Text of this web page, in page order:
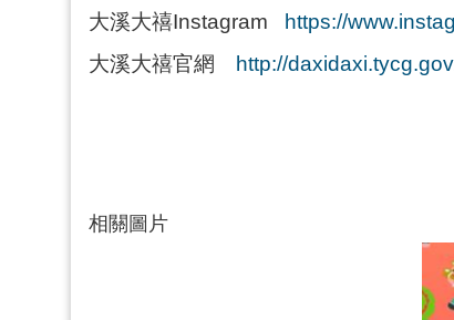
大溪大禧Instagram https://
大溪大禧官網 http://
相關圖片